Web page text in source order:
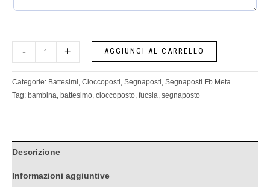
- + AGGIUNGI AL CARRELLO
Categorie: Battesimi Cioccoposti Segnaposti Segnaposti Fb Meta
Tag: bambina battesimo cioccoposto fucsia segnaposto
Descrizione
Informazioni aggiuntive